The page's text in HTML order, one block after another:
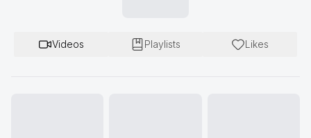
Videos Playlists Likes